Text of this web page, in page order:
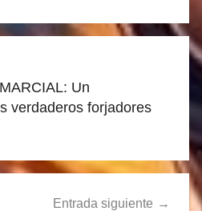
Un
verdaderos forjadores
Entrada siguiente